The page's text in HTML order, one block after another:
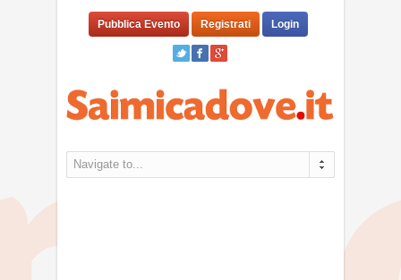
Pubblica Evento Registrati Login
Navigate to...